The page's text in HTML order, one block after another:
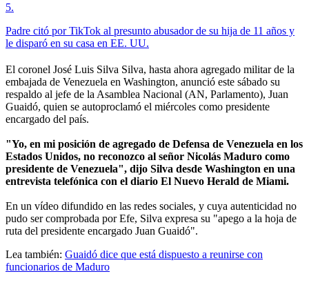
5.
Padre citó por TikTok al presunto abusador de su hija de 11 años y
le disparó en su casa en EE. UU.
El coronel José Luis Silva Silva, hasta ahora agregado militar de la
embajada de Venezuela en Washington, anunció este sábado su
respaldo al jefe de la Asamblea Nacional (AN, Parlamento), Juan
Guaidó, quien se autoproclamó el miércoles como presidente
encargado del país.
"Yo, en mi posición de agregado de Defensa de Venezuela en los
Estados Unidos, no reconozco al señor Nicolás Maduro como
presidente de Venezuela", dijo Silva desde Washington en una
entrevista telefónica con el diario El Nuevo Herald de Miami.
En un vídeo difundido en las redes sociales, y cuya autenticidad no
pudo ser comprobada por Efe, Silva expresa su "apego a la hoja de
ruta del presidente encargado Juan Guaidó".
Lea también: Guaidó dice que está dispuesto a reunirse con
funcionarios de Maduro